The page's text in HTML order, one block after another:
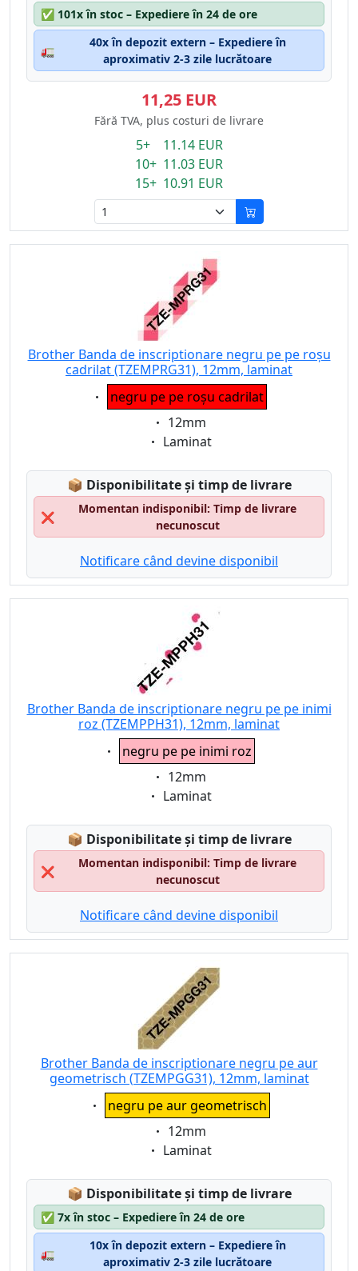
✅ 101x în stoc – Expediere în 24 de ore
🚛
40x în depozit extern – Expediere în
aproximativ 2-3 zile lucrătoare
11,25 EUR
Fără TVA, plus costuri de livrare
5+ 11.14 EUR
10+ 11.03 EUR
15+ 10.91 EUR
Brother Banda de inscriptionare negru pe pe roșu
cadrilat (TZEMPRG31), 12mm, laminat
Eigenschaft:
negru pe pe roșu cadrilat
Eigenschaft:
12mm
Eigenschaft:
Laminat
📦 Lagerstatus:
Disponibilitate și timp de livrare
❌
Momentan indisponibil: Timp de livrare
necunoscut
Notificare când devine disponibil
Brother Banda de inscriptionare negru pe pe inimi
roz (TZEMPPH31), 12mm, laminat
Eigenschaft:
negru pe pe inimi roz
Eigenschaft:
12mm
Eigenschaft:
Laminat
📦 Lagerstatus:
Disponibilitate și timp de livrare
❌
Momentan indisponibil: Timp de livrare
necunoscut
Notificare când devine disponibil
Brother Banda de inscriptionare negru pe aur
geometrisch (TZEMPGG31), 12mm, laminat
Eigenschaft:
negru pe aur geometrisch
Eigenschaft:
12mm
Eigenschaft:
Laminat
📦 Lagerstatus:
Disponibilitate și timp de livrare
✅ 7x în stoc – Expediere în 24 de ore
🚛
10x în depozit extern – Expediere în
aproximativ 2-3 zile lucrătoare